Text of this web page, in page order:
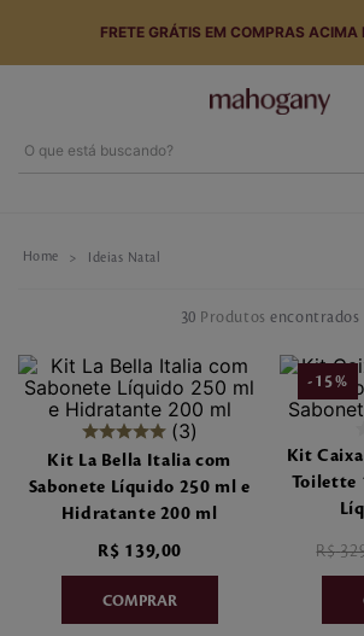
FRETE GRÁTIS EM COMPRAS
O que está buscando?
4º body splash
sabonete
english rose
make me fever
Ideias Natal
30 Produtos
3
Kit La Bella Italia com
Sabonete Líquido 250 ml e
Hidratante 200 ml
R$ 139,00
- 15%
Kit
Toilette
R$